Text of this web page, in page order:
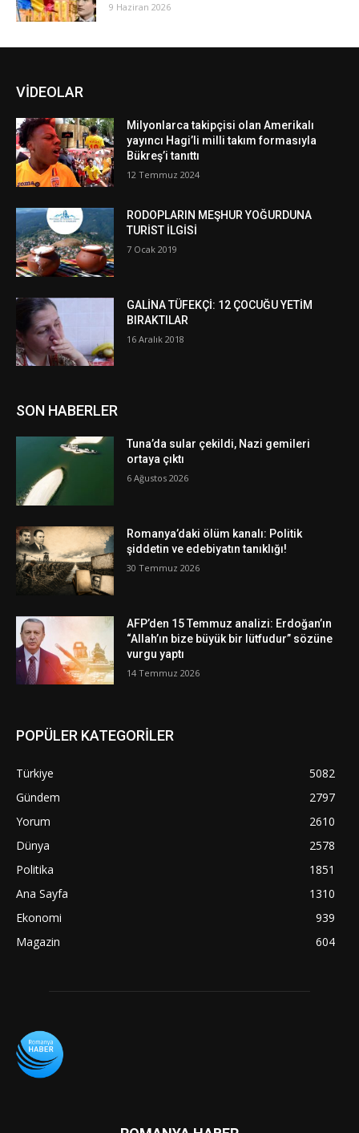
9 Haziran 2026
VİDEOLAR
Milyonlarca takipçisi olan Amerikalı
yayıncı Hagi’li milli takım formasıyla
Bükreş’i tanıttı
12 Temmuz 2024
RODOPLARIN MEŞHUR YOĞURDUNA
TURİST İLGİSİ
7 Ocak 2019
GALİNA TÜFEKÇİ: 12 ÇOCUĞU YETİM
BIRAKTILAR
16 Aralık 2018
SON HABERLER
Tuna’da sular çekildi, Nazi gemileri
ortaya çıktı
6 Ağustos 2026
Romanya’daki ölüm kanalı: Politik
şiddetin ve edebiyatın tanıklığı!
30 Temmuz 2026
AFP’den 15 Temmuz analizi: Erdoğan’ın
“Allah’ın bize büyük bir lütfudur” sözüne
vurgu yaptı
14 Temmuz 2026
POPÜLER KATEGORİLER
Türkiye
5082
Gündem
2797
Yorum
2610
Dünya
2578
Politika
1851
Ana Sayfa
1310
Ekonomi
939
Magazin
604